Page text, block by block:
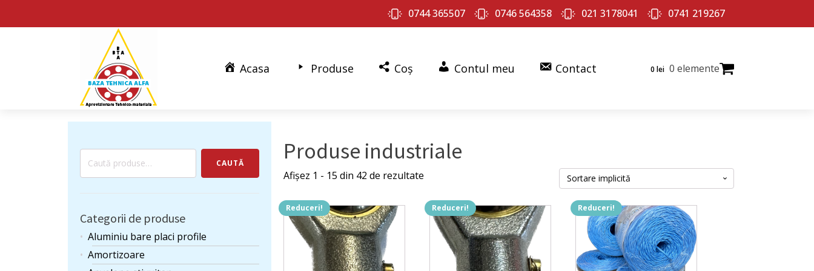
0744 365507 0746 564358 021 3178041 0741 219267
Acasa Produse Coș Contul meu Contact 0 lei 0 elemente
Caută
CAUTĂ
Categorii de produse
Aluminiu bare placi profile
Amortizoare
Produse industriale
Afișez 1 - 15 din 42 de rezultate
Reduceri! Reduceri! Reduceri!